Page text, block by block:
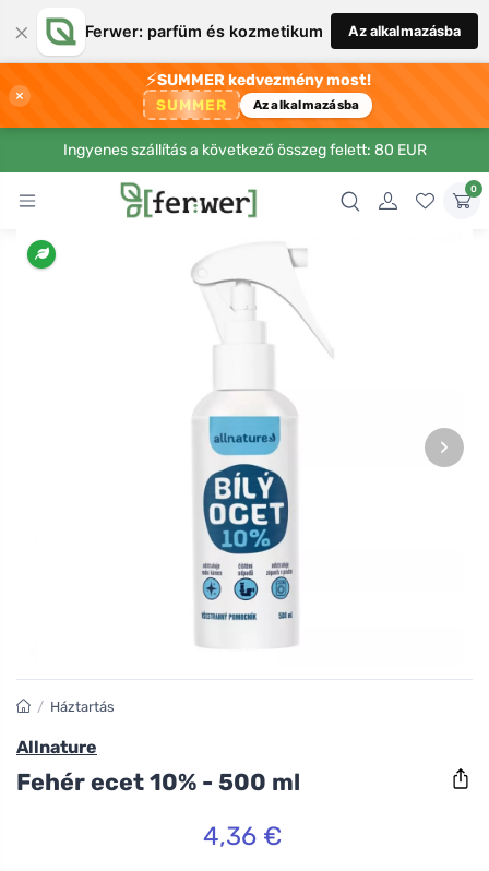
× Ferwer: parfüm és kozmetikum Az alkalmazásba
×
⚡SUMMER kedvezmény most!
SUMMER Az alkalmazásba
Ingyenes szállítás a következő összeg felett: 80 EUR
0
›
/ Háztartás
Allnature
Fehér ecet 10% - 500 ml
4,36 €